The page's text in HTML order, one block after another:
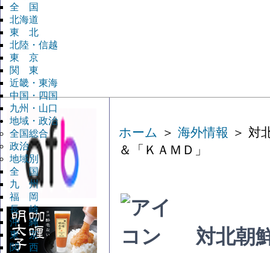
全 国
北海道
東 北
北陸・信越
東 京
関 東
近畿・東海
中国・四国
九州・山口
地域・政治
全国総合
政治
地域別
全 国
九 州
福 岡
長 崎
沖 縄
東 京
関 西
ホーム ＞ 海外情報 ＞ 対
＆「ＫＡＭＤ」
対北朝